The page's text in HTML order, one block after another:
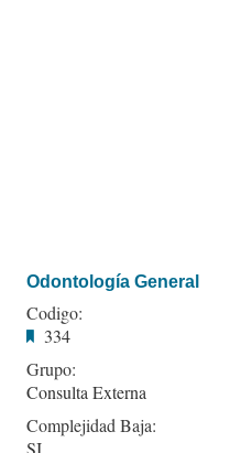
Odontología General
Codigo:
334
Grupo:
Consulta Externa
Complejidad Baja:
SI